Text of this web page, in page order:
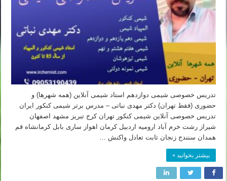
تدریس خصوصی شیمی دوازدهم استاد شیمی آنلاین (همه شهرها) و
حضوری (فقط تهران) دکتر مهدی نباتی – مدرس برتر شیمی کنکور ایران
تدریس خصوصی آنلاین شیمی کنکور تهران کرج تبریز مشهد اصفهان
شیراز رشت خرم آباد ارومیه اردبیل کرمان اهواز ساری بابل کرمانشاه قم
همدان سنندج زنجان ثابت تعادل واکنش …
بیشتر بخوانید »